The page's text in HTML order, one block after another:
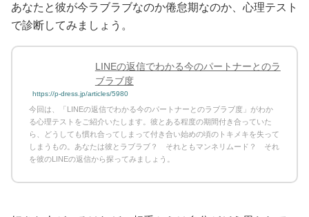
あなたと彼が今ラブラブなのか倦怠期なのか、心理テスト
で診断してみましょう。
LINEの返信でわかる今のパートナーとのラ
ブラブ度
https://p-dress.jp/articles/5980
今回は、「LINEの返信でわかる今のパートナーとのラブラブ度」がわか
る心理テストをご紹介いたします。彼とある程度の期間付き合っていた
ら、どうしても慣れ合ってしまって付き合い始めの頃のトキメキを失って
しまうもの。あなたは彼とラブラブ？ それともマンネリムード？ それ
を彼のLINEの返信から探ってみましょう。